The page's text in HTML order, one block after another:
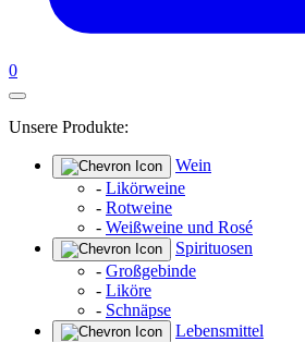
0
Unsere Produkte:
Wein
- Likörweine
- Rotweine
- Weißweine und Rosé
Spirituosen
- Großgebinde
- Liköre
- Schnäpse
Lebensmittel